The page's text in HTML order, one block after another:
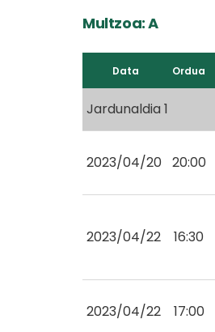
Multzoa: A
Data Ordua
Jardunaldia 1
2023/04/20 20:00
2023/04/22 16:30
2023/04/22 17:00